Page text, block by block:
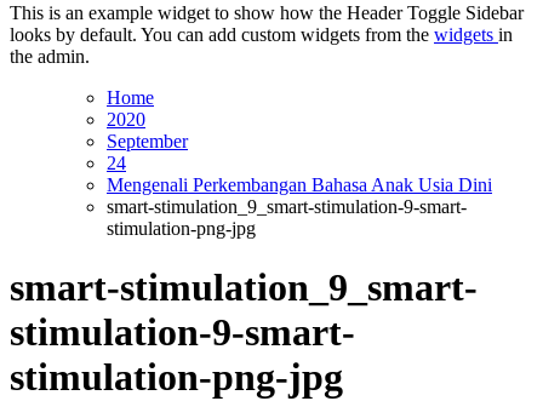
This is an example widget to show how the Header Toggle Sidebar
looks by default. You can add custom widgets from the widgets in
the admin.
Home
2020
September
24
Mengenali Perkembangan Bahasa Anak Usia Dini
smart-stimulation_9_smart-stimulation-9-smart-
stimulation-png-jpg
smart-stimulation_9_smart-
stimulation-9-smart-
stimulation-png-jpg